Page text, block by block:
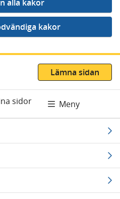
Lämna sidan
sidor Meny